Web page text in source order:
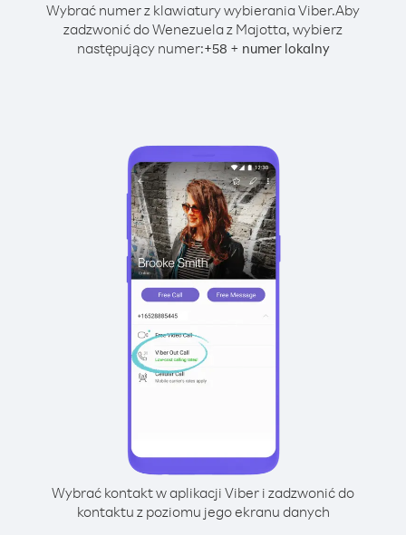
Wybrać numer z klawiatury wybierania Viber.Aby
zadzwonić do Wenezuela z Majotta, wybierz
następujący numer:+58 + numer lokalny
Wybrać kontakt w aplikacji Viber i zadzwonić do
kontaktu z poziomu jego ekranu danych